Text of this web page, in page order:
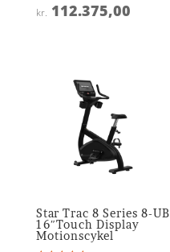
Vurderet
4.7
kr. 112.375,00
Star Trac 8 Series 8-UB
16″Touch Display
Motionscykel